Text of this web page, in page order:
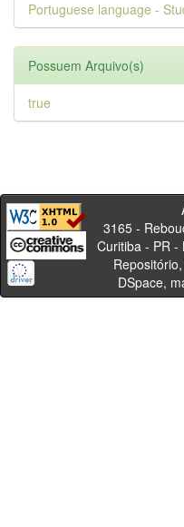
Portuguese language -
Possuem Arquivo(s)
true
Av.
3165 -
Curitiba
DSpace,